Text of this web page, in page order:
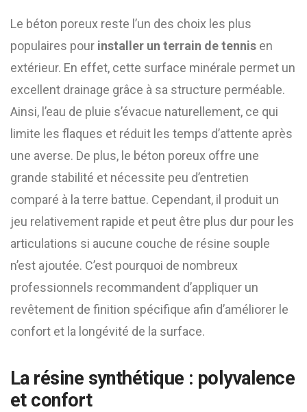
Le béton poreux reste l’un des choix les plus
populaires pour installer un terrain de tennis en
extérieur. En effet, cette surface minérale permet un
excellent drainage grâce à sa structure perméable.
Ainsi, l’eau de pluie s’évacue naturellement, ce qui
limite les flaques et réduit les temps d’attente après
une averse. De plus, le béton poreux offre une
grande stabilité et nécessite peu d’entretien
comparé à la terre battue. Cependant, il produit un
jeu relativement rapide et peut être plus dur pour les
articulations si aucune couche de résine souple
n’est ajoutée. C’est pourquoi de nombreux
professionnels recommandent d’appliquer un
revêtement de finition spécifique afin d’améliorer le
confort et la longévité de la surface.
La résine synthétique : polyvalence
et confort